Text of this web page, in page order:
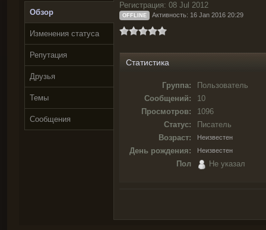
Обзор
Изменения статуса
Репутация
Друзья
Темы
Сообщения
Регистрация: 08 Jul 2012
OFFLINE Активность: 16 Jan 2016 20:29
Статистика
Группа:
Пользователь
Сообщений:
10
Просмотров:
1096
Статус:
Писатель
Возраст:
Неизвестен
День рождения: Неизвестен
Пол Не указал